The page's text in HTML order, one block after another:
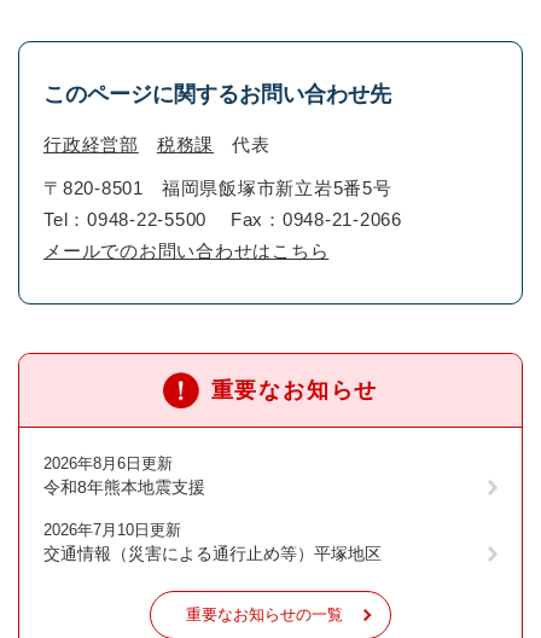
このページに関するお問い合わせ先
行政経営部 税務課 代表
〒820-8501
福岡県飯塚市新立岩5番5号
Tel：0948-22-5500
Fax：0948-21-2066
メールでのお問い合わせはこちら
重要なお知らせ
2026年8月6日更新
令和8年熊本地震支援
2026年7月10日更新
交通情報（災害による通行止め等）平塚地区
重要なお知らせの一覧